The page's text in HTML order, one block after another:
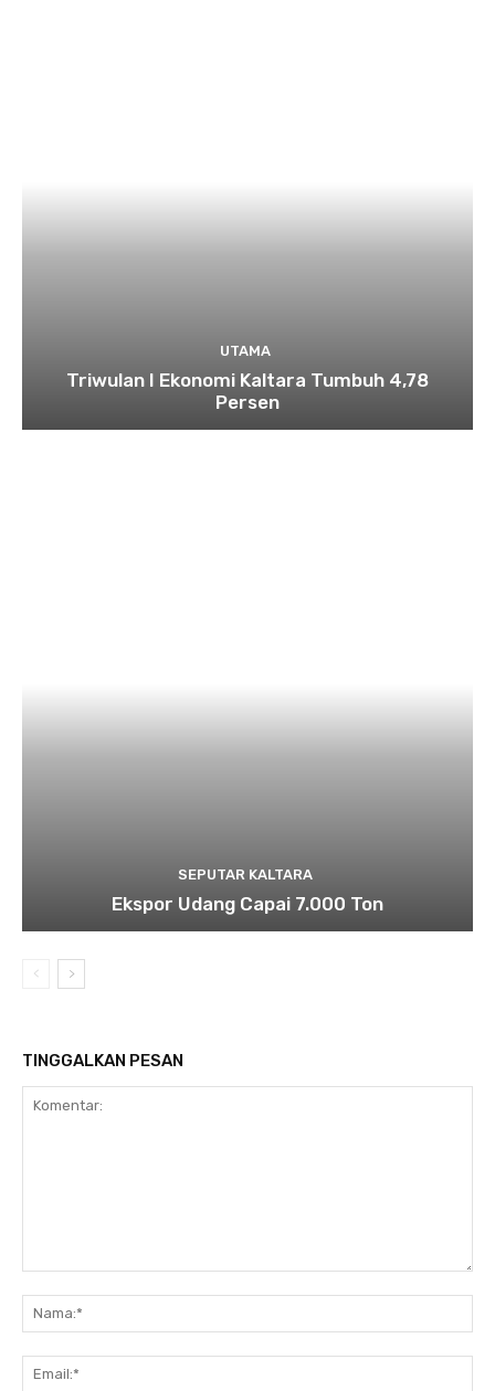
UTAMA
Triwulan I Ekonomi Kaltara Tumbuh 4,78
Persen
SEPUTAR KALTARA
Ekspor Udang Capai 7.000 Ton
TINGGALKAN PESAN